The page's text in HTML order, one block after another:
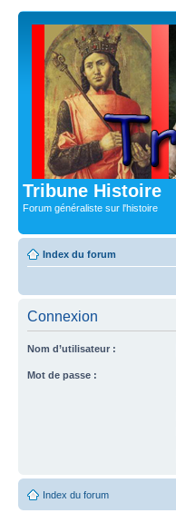
Tribune Histoire
Forum généraliste sur l'histoire
Index du forum
Connexion
Nom d’utilisateur :
Mot de passe :
Index du forum